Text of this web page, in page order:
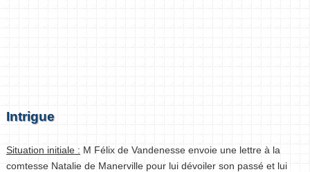
Intrigue
Situation initiale : M Félix de Vandenesse envoie une lettre à la
comtesse Natalie de Manerville pour lui dévoiler son passé et lui